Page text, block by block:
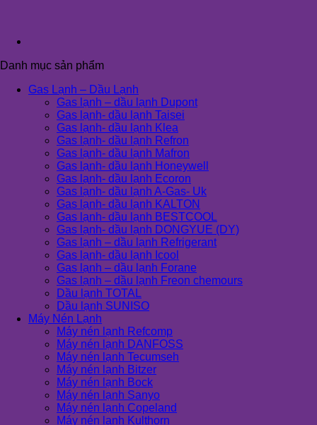
Danh mục sản phẩm
Gas Lạnh – Dầu Lạnh
Gas lạnh – dầu lạnh Dupont
Gas lạnh- dầu lạnh Taisei
Gas lạnh- dầu lạnh Klea
Gas lạnh- dầu lạnh Refron
Gas lạnh- dầu lạnh Mafron
Gas lạnh- dầu lạnh Honeywell
Gas lạnh- dầu lạnh Ecoron
Gas lạnh- dầu lạnh A-Gas- Uk
Gas lạnh- dầu lạnh KALTON
Gas lạnh- dầu lạnh BESTCOOL
Gas lạnh- dầu lạnh DONGYUE (DY)
Gas lạnh – dầu lạnh Refrigerant
Gas lạnh- dầu lạnh Icool
Gas lạnh – dầu lạnh Forane
Gas lạnh – dầu lạnh Freon chemours
Dầu lạnh TOTAL
Dầu lạnh SUNISO
Máy Nén Lạnh
Máy nén lạnh Refcomp
Máy nén lạnh DANFOSS
Máy nén lạnh Tecumseh
Máy nén lạnh Bitzer
Máy nén lạnh Bock
Máy nén lạnh Sanyo
Máy nén lạnh Copeland
Máy nén lạnh Kulthorn